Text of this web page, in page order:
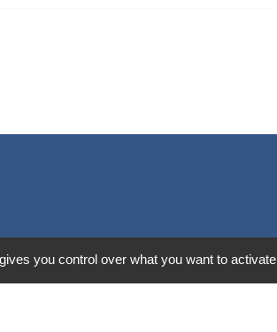
you control over what you want to activate